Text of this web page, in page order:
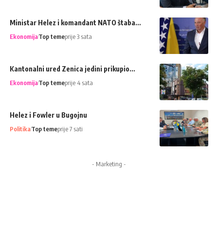
Ministar Helez i komandant NATO štaba…
EkonomijaTop temeprije 3 sata
Kantonalni ured Zenica jedini prikupio…
EkonomijaTop temeprije 4 sata
Helez i Fowler u Bugojnu
PolitikaTop temeprije 7 sati
- Marketing -